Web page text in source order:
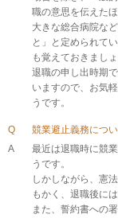
職の意思を伝えた
大きな総合病院な
と」と定められて
も覚えておきましょ
退職の申し出時期
いますので、お気
うです。
Q
競業避止義務につ
A
最近は退職時に競
うです。
しかしながら、憲
もかく、退職後に
また、誓約書への